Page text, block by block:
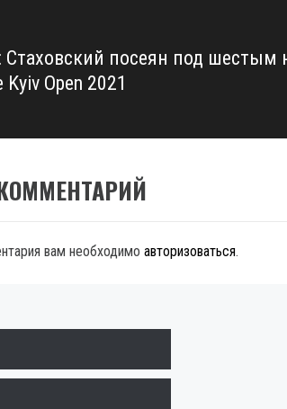
Стаховский посеян под шестым
Kyiv Open 2021
вам необходимо авторизоваться.